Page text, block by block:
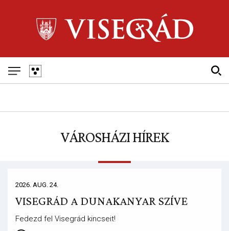
navigáció
VÁROSHÁZI HÍREK
2026. AUG. 24.
VISEGRÁD A DUNAKANYAR SZÍVE
Fedezd fel Visegrád kincseit!